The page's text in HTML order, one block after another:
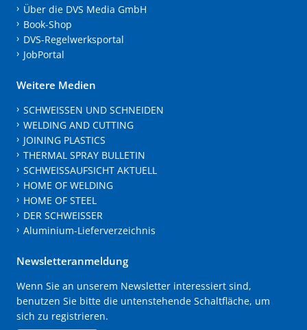
Über die DVS Media GmbH
Book-Shop
DVS-Regelwerksportal
JobPortal
Weitere Medien
SCHWEISSEN UND SCHNEIDEN
WELDING AND CUTTING
JOINING PLASTICS
THERMAL SPRAY BULLETIN
SCHWEISSAUFSICHT AKTUELL
HOME OF WELDING
HOME OF STEEL
DER SCHWEISSER
Aluminium-Lieferverzeichnis
Newsletteranmeldung
Wenn Sie an unserem Newsletter interessiert sind,
benutzen Sie bitte die untenstehende Schaltfläche, um
sich zu registrieren.